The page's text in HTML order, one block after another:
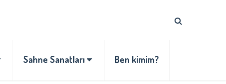
Sahne Sanatları Ben kimim?